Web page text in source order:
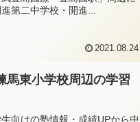
第二中学校・開進...
2021.08.24
馬東小学校周辺の学習
向けの塾情報・成績UPから中